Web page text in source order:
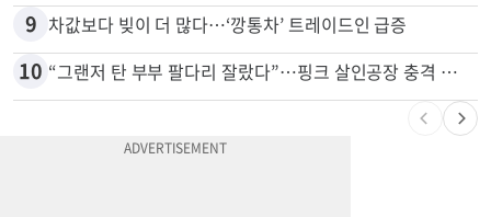
8 '14년째 도피' 한인 간호사 공개 수배…메디케어 사기 유죄
9 차값보다 빚이 더 많다…‘깡통차’ 트레이드인 급증
“그랜저 탄 부부 팔다리 잘랐다”…핑크 살인공장 충격 실체